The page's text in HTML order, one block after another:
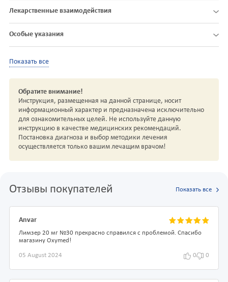
Лекарственные взаимодействия
Особые указания
Показать все
Обратите внимание!
Инструкция, размещенная на данной странице, носит
информационный характер и предназначена исключительно
для ознакомительных целей. Не используйте данную
инструкцию в качестве медицинских рекомендаций.
Постановка диагноза и выбор методики лечения
осуществляется только вашим лечащим врачом!
Отзывы покупателей Показать все
Anvar
Лимзер 20 мг №30 прекрасно справился с проблемой. Спасибо
магазину Oxymed!
05 August 2024 0 0